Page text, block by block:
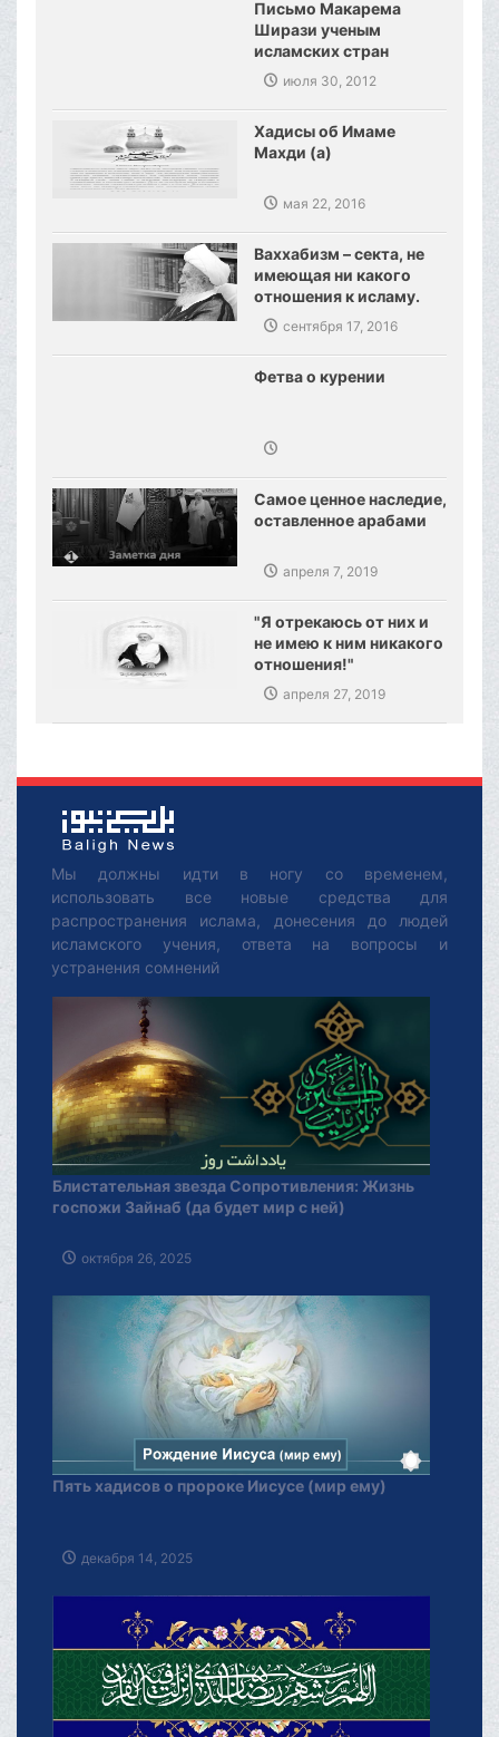
Письмо Макарема
Ширази ученым
исламских стран
июля 30, 2012
Хадисы об Имаме
Махди (а)
мая 22, 2016
Ваххабизм – секта, не
имеющая ни какого
отношения к исламу.
Созданы предпосылки,
сокрушения
ваххабизма.
сентября 17, 2016
Фетва о курении
Самое ценное наследие,
оставленное арабами
апреля 7, 2019
"Я отрекаюсь от них и
не имею к ним никакого
отношения!"
апреля 27, 2019
Мы должны идти в ногу со временем,
использовать все новые средства для
распространения ислама, донесения до людей
исламского учения, ответа на вопросы и
устранения сомнений
Блистательная звезда Сопротивления: Жизнь
госпожи Зайнаб (да будет мир с ней)
октября 26, 2025
Пять хадисов о пророке Иисусе (мир ему)
декабря 14, 2025